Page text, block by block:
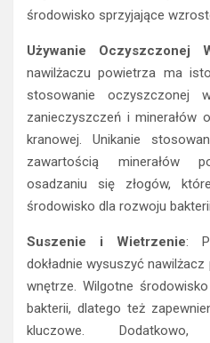
środowisko sprzyjające
Używanie Oczyszczonej
nawilżaczu powietrza ma
stosowanie oczyszczonej
zanieczyszczeń i minerałów
kranowej. Unikanie
zawartością minerałów
osadzaniu się złogów,
środowisko dla rozwoju
Suszenie i Wietrzenie:
dokładnie wysuszyć
wnętrze. Wilgotne
bakterii, dlatego też
kluczowe.